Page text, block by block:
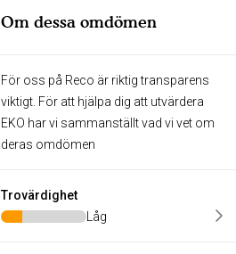
Om dessa omdömen
För oss på Reco är riktig transparens
viktigt. För att hjälpa dig att utvärdera
EKO har vi sammanställt vad vi vet om
deras omdömen
Trovärdighet
Låg